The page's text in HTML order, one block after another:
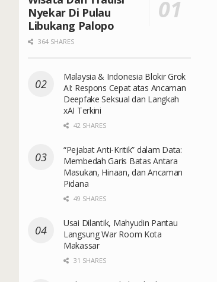
Nyekar Di Pulau
Libukang Palopo
364 SHARES
Malaysia & Indonesia Blokir Grok
AI: Respons Cepat atas Ancaman
Deepfake Seksual dan Langkah
xAI Terkini
42 SHARES
“Pejabat Anti-Kritik” dalam Data:
Membedah Garis Batas Antara
Masukan, Hinaan, dan Ancaman
Pidana
49 SHARES
Usai Dilantik, Mahyudin Pantau
Langsung War Room Kota
Makassar
31 SHARES